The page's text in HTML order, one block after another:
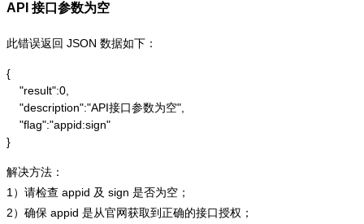
API 接口参数为空
此错误返回 JSON 数据如下：
{
    "result":0,
    "description":"API接口参数为空",
    "flag":"appid:sign"
}
解决方法：
1）请检查 appid 及 sign 是否为空；
2）确保 appid 是从官网获取到正确的接口授权；